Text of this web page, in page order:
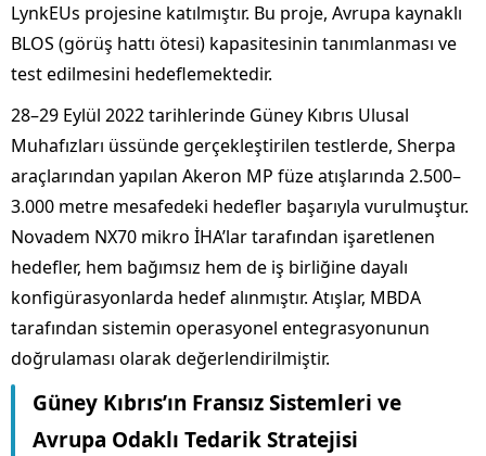
LynkEUs projesine katılmıştır. Bu proje, Avrupa kaynaklı
BLOS (görüş hattı ötesi) kapasitesinin tanımlanması ve
test edilmesini hedeflemektedir.
28–29 Eylül 2022 tarihlerinde Güney Kıbrıs Ulusal
Muhafızları üssünde gerçekleştirilen testlerde, Sherpa
araçlarından yapılan Akeron MP füze atışlarında 2.500–
3.000 metre mesafedeki hedefler başarıyla vurulmuştur.
Novadem NX70 mikro İHA’lar tarafından işaretlenen
hedefler, hem bağımsız hem de iş birliğine dayalı
konfigürasyonlarda hedef alınmıştır. Atışlar, MBDA
tarafından sistemin operasyonel entegrasyonunun
doğrulaması olarak değerlendirilmiştir.
Güney Kıbrıs’ın Fransız Sistemleri ve
Avrupa Odaklı Tedarik Stratejisi